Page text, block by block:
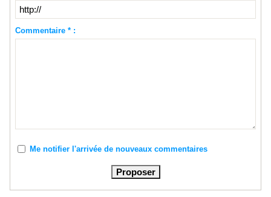
Commentaire * :
Me notifier l'arrivée de nouveaux commentaires